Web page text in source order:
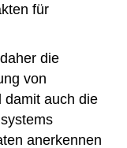
für
die
von
damit auch die
anerkennen